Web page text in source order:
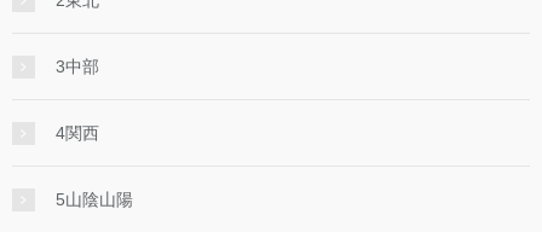
3中部
4関西
5山陰山陽